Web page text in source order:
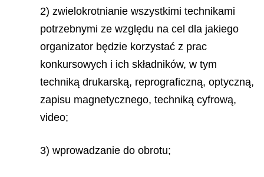
2) zwielokrotnianie wszystkimi technikami
potrzebnymi ze względu na cel dla jakiego
organizator będzie korzystać z prac
konkursowych i ich składników, w tym
techniką drukarską, reprograficzną, optyczną,
zapisu magnetycznego, techniką cyfrową,
video;
3) wprowadzanie do obrotu;